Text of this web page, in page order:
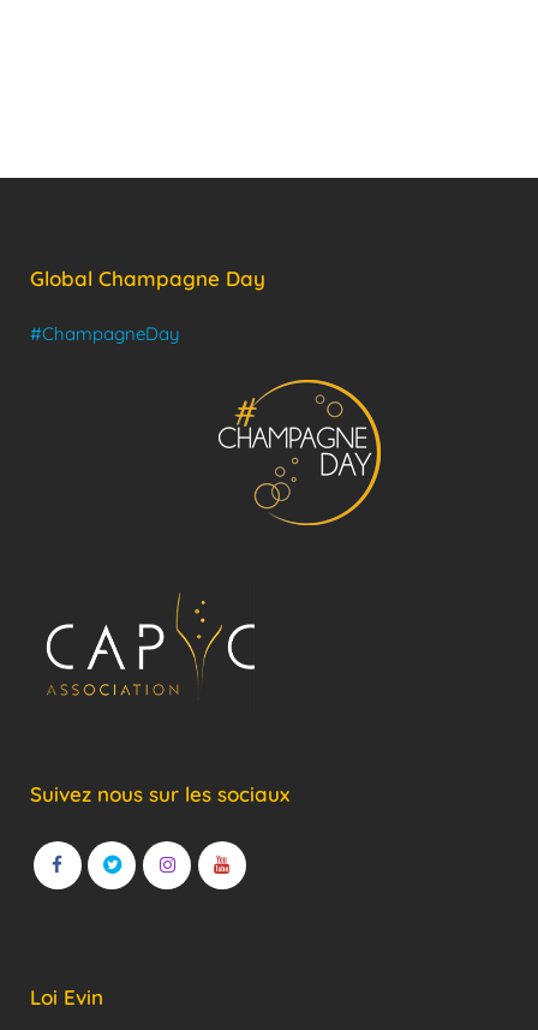
Global Champagne Day
#ChampagneDay
Suivez nous sur les sociaux
Loi Evin